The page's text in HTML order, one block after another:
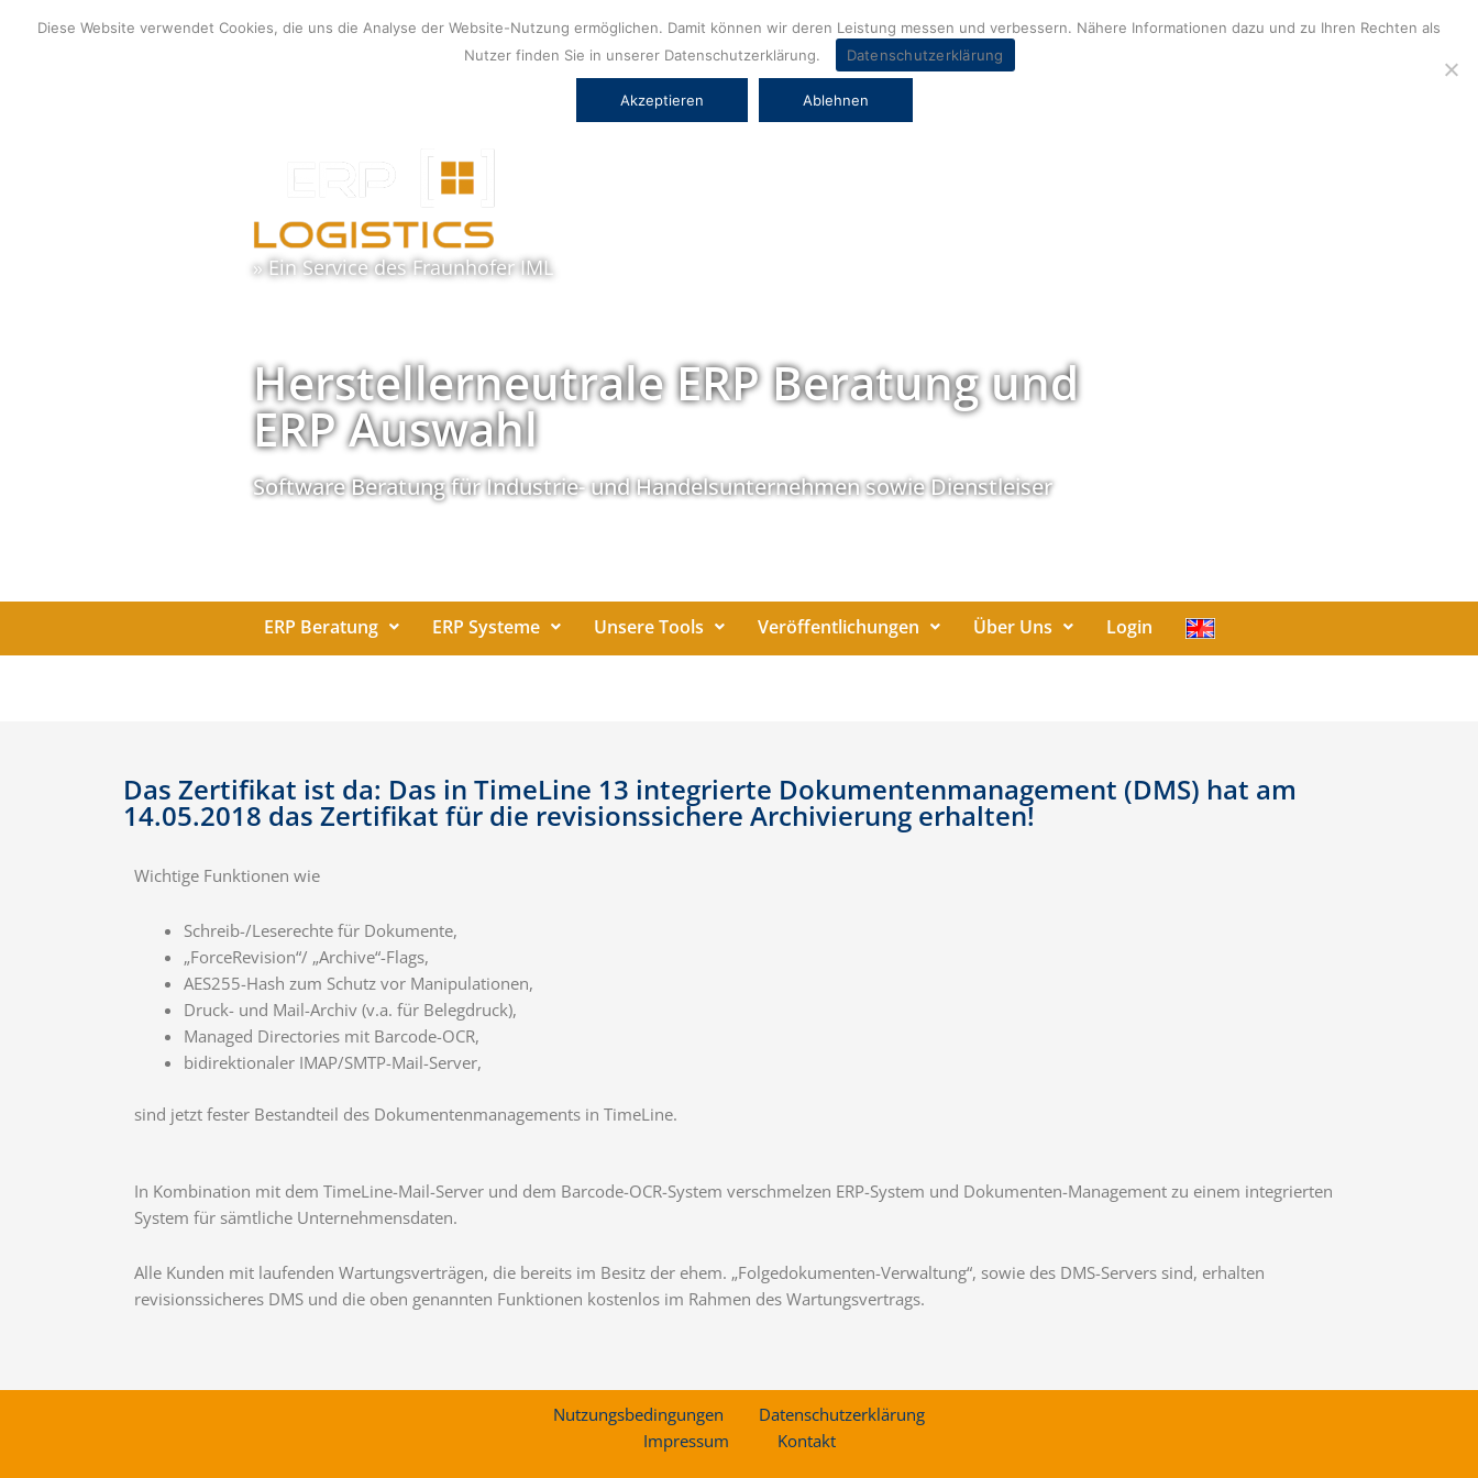
Inhalt
» Ein Service desFraunhofer IML
Herstellerneutrale ERP Beratung und
ERP Auswahl
Software Beratung für Industrie- und Handelsunternehmen sowie Dienstleiser
ERP Beratung ERP Systeme Unsere Tools Veröffentlichungen Über Uns Login
Das Zertifikat ist da: Das in TimeLine 13 integrierte Dokumentenmanagement (DMS) hat am
14.05.2018 das Zertifikat für die revisionssichere Archivierung erhalten!
Wichtige Funktionen wie
Schreib-/Leserechte für Dokumente,
„ForceRevision“/ „Archive“-Flags,
AES255-Hash zum Schutz vor Manipulationen,
Druck- und Mail-Archiv (v.a. für Belegdruck),
Managed Directories mit Barcode-OCR,
bidirektionaler IMAP/SMTP-Mail-Server,
sind jetzt fester Bestandteil des Dokumentenmanagements in TimeLine.
In Kombination mit dem TimeLine-Mail-Server und dem Barcode-OCR-System verschmelzen ERP-System und Dokumenten-Management zu einem integrierten
System für sämtliche Unternehmensdaten.
Alle Kunden mit laufenden Wartungsverträgen, die bereits im Besitz der ehem. „Folgedokumenten-Verwaltung“, sowie des DMS-Servers sind, erhalten
revisionssicheres DMS und die oben genannten Funktionen kostenlos im Rahmen des Wartungsvertrags.
Nutzungsbedingungen
Datenschutzerklärung
Impressum
Kontakt
Diese Website verwendet Cookies, die uns die Analyse der Website-Nutzung ermöglichen. Damit können wir deren Leistung messen und verbessern. Nähere Informationen dazu und zu Ihren Rechten als
Nutzer finden Sie in unserer Datenschutzerklärung.
Datenschutzerklärung
Akzeptieren Ablehnen